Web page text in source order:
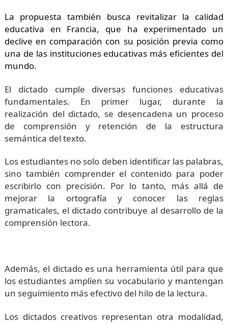
La propuesta también busca revitalizar la calidad
educativa en Francia, que ha experimentado un
declive en comparación con su posición previa como
una de las instituciones educativas más eficientes del
mundo.
El dictado cumple diversas funciones educativas
fundamentales. En primer lugar, durante la
realización del dictado, se desencadena un proceso
de comprensión y retención de la estructura
semántica del texto.
Los estudiantes no solo deben identificar las palabras,
sino también comprender el contenido para poder
escribirlo con precisión. Por lo tanto, más allá de
mejorar la ortografía y conocer las reglas
gramaticales, el dictado contribuye al desarrollo de la
comprensión lectora.
Además, el dictado es una herramienta útil para que
los estudiantes amplíen su vocabulario y mantengan
un seguimiento más efectivo del hilo de la lectura.
Los dictados creativos representan otra modalidad,